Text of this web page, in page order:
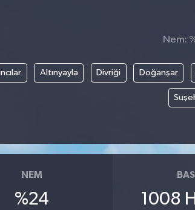
Nem:
Altınyayla Divriği Doğanşar
NEM
%24 1008